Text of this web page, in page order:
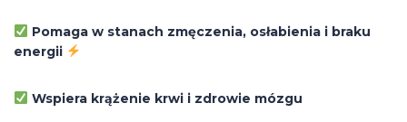
Pomaga w stanach zmęczenia, osłabienia i braku
energii
Wspiera krążenie krwi i zdrowie mózgu